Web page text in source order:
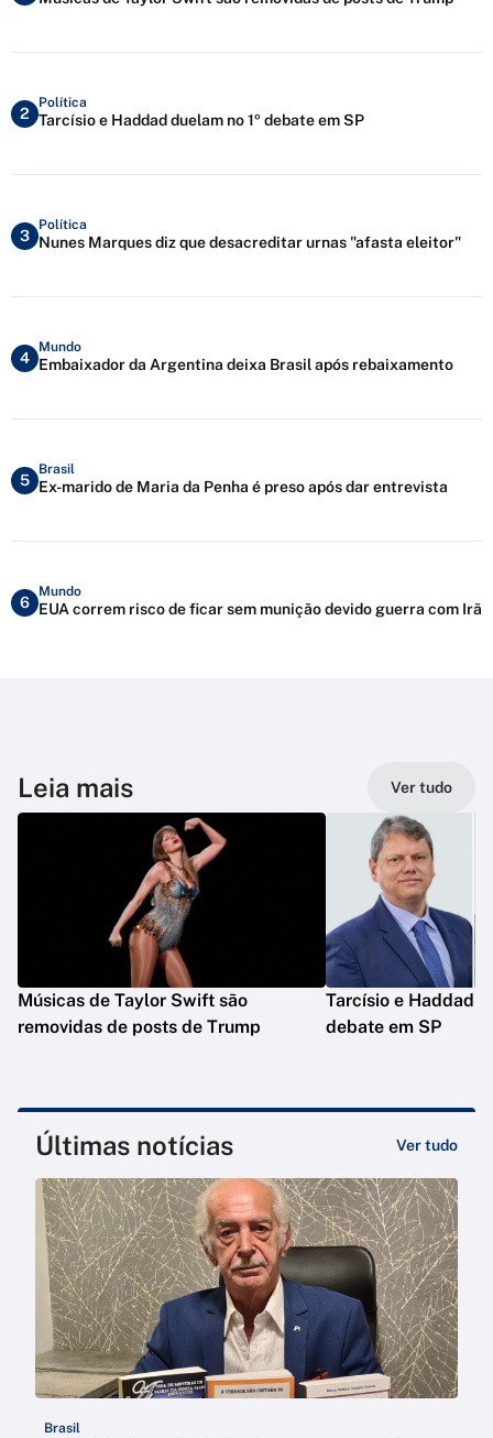
2
Política
Tarcísio e Haddad duelam no 1º debate em SP
3
Política
Nunes Marques diz que desacreditar urnas "afasta eleitor"
4
Mundo
Embaixador da Argentina deixa Brasil após rebaixamento
5
Brasil
Ex-marido de Maria da Penha é preso após dar entrevista
6
Mundo
EUA correm risco de ficar sem munição devido guerra com Irã
Leia mais Ver tudo
Músicas de Taylor Swift são
removidas de posts de Trump
Tarcísio e Haddad
debate em SP
Últimas notícias Ver tudo
Brasil